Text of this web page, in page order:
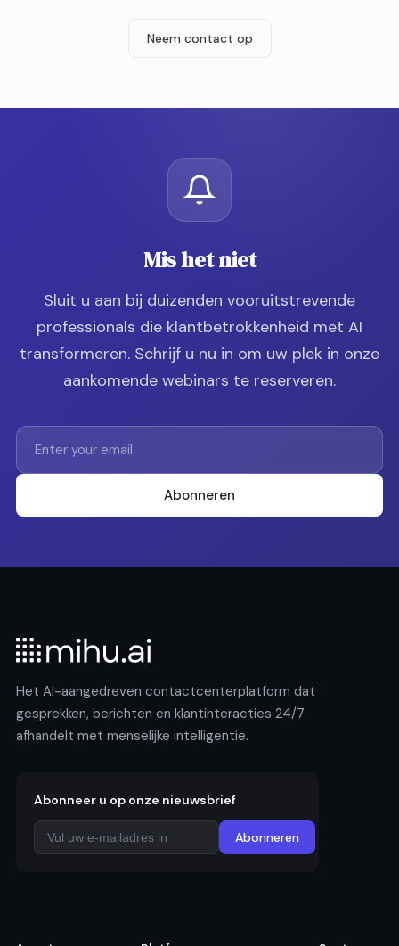
Neem contact op
Mis het niet
Sluit u aan bij duizenden vooruitstrevende
professionals die klantbetrokkenheid met AI
transformeren. Schrijf u nu in om uw plek in onze
aankomende webinars te reserveren.
Abonneren
Het AI-aangedreven contactcenterplatform dat
gesprekken, berichten en klantinteracties 24/7
afhandelt met menselijke intelligentie.
Abonneer u op onze nieuwsbrief
Abonneren